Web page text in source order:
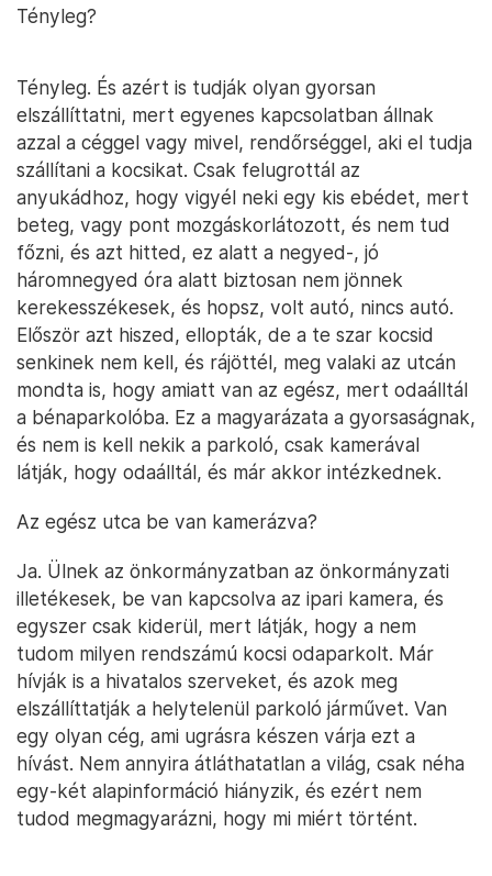
Tényleg?
Tényleg. És azért is tudják olyan gyorsan
elszállíttatni, mert egyenes kapcsolatban állnak
azzal a céggel vagy mivel, rendőrséggel, aki el tudja
szállítani a kocsikat. Csak felugrottál az
anyukádhoz, hogy vigyél neki egy kis ebédet, mert
beteg, vagy pont mozgáskorlátozott, és nem tud
főzni, és azt hitted, ez alatt a negyed-, jó
háromnegyed óra alatt biztosan nem jönnek
kerekesszékesek, és hopsz, volt autó, nincs autó.
Először azt hiszed, ellopták, de a te szar kocsid
senkinek nem kell, és rájöttél, meg valaki az utcán
mondta is, hogy amiatt van az egész, mert odaálltál
a bénaparkolóba. Ez a magyarázata a gyorsaságnak,
és nem is kell nekik a parkoló, csak kamerával
látják, hogy odaálltál, és már akkor intézkednek.
Az egész utca be van kamerázva?
Ja. Ülnek az önkormányzatban az önkormányzati
illetékesek, be van kapcsolva az ipari kamera, és
egyszer csak kiderül, mert látják, hogy a nem
tudom milyen rendszámú kocsi odaparkolt. Már
hívják is a hivatalos szerveket, és azok meg
elszállíttatják a helytelenül parkoló járművet. Van
egy olyan cég, ami ugrásra készen várja ezt a
hívást. Nem annyira átláthatatlan a világ, csak néha
egy-két alapinformáció hiányzik, és ezért nem
tudod megmagyarázni, hogy mi miért történt.